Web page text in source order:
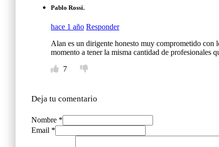
Pablo Rossi.
hace 1 año Responder
Alan es un dirigente honesto muy comprometido
momento a tener la misma cantidad de profesionales
7
Deja tu comentario
Nombre *
Email *